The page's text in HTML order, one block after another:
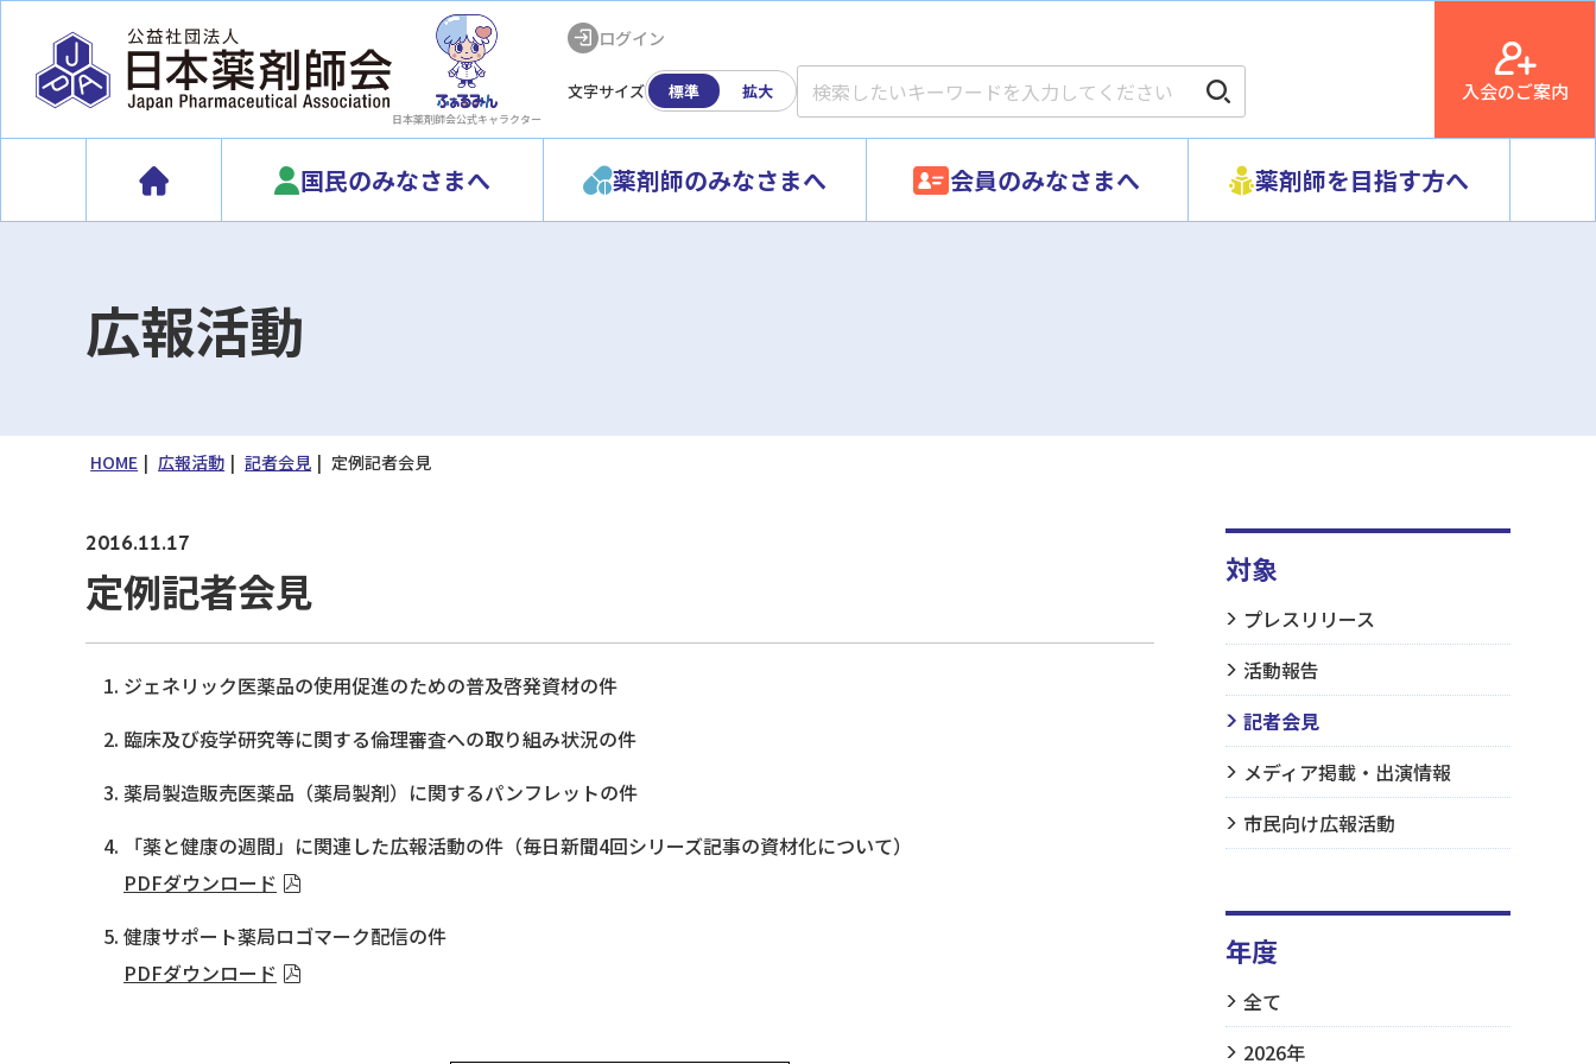
日本薬剤師会公式キャラクター
ログイン
文字サイズ 標準 拡大 入会のご案内
国民のみなさまへ 薬剤師のみなさまへ 会員のみなさまへ 薬剤師を目指す方へ
広報活動
HOME 広報活動 記者会見 定例記者会見
2016.11.17
定例記者会見
ジェネリック医薬品の使用促進のための普及啓発資材の件
臨床及び疫学研究等に関する倫理審査への取り組み状況の件
薬局製造販売医薬品（薬局製剤）に関するパンフレットの件
「薬と健康の週間」に関連した広報活動の件（毎日新聞4回シリーズ記事の資材化について）
PDFダウンロード
健康サポート薬局ロゴマーク配信の件
PDFダウンロード
対象
プレスリリース
活動報告
記者会見
メディア掲載・出演情報
市民向け広報活動
年度
全て
2026年